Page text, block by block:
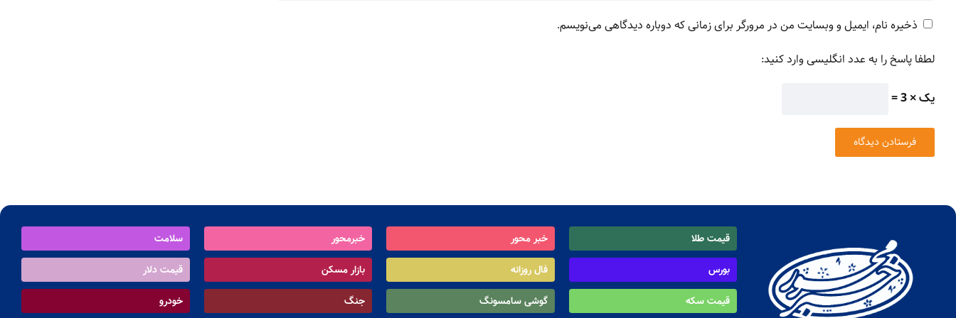
ذخیره نام، ایمیل و وبسایت من در مرورگر برای زمانی که دوباره دیدگاهی می‌نویسم.
لطفا پاسخ را به عدد انگلیسی وارد کنید:
یک × 3 =
قیمت طلا خبر محور خبرمحور
سلامت
بورس
فال روزانه بازار مسکن
قیمت دلار
قیمت سکه
گوشی سامسونگ جنگ خودرو